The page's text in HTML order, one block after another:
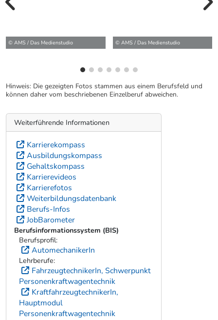
© AMS / Das Medienstudio © AMS / Das Medienstudio
Hinweis: Die gezeigten Fotos stammen aus einem Berufsfeld und
können daher vom beschriebenen Einzelberuf abweichen.
Weiterführende Informationen
Karrierekompass
Ausbildungskompass
Gehaltskompass
Karrierevideos
Karrierefotos
Weiterbildungsdatenbank
Berufs-Infos
JobBarometer
Berufsinformationssystem (BIS)
Berufsprofil:
AutomechanikerIn
Lehrberufe:
FahrzeugtechnikerIn, Schwerpunkt
Personenkraftwagentechnik
KraftfahrzeugtechnikerIn,
Hauptmodul
Personenkraftwagentechnik